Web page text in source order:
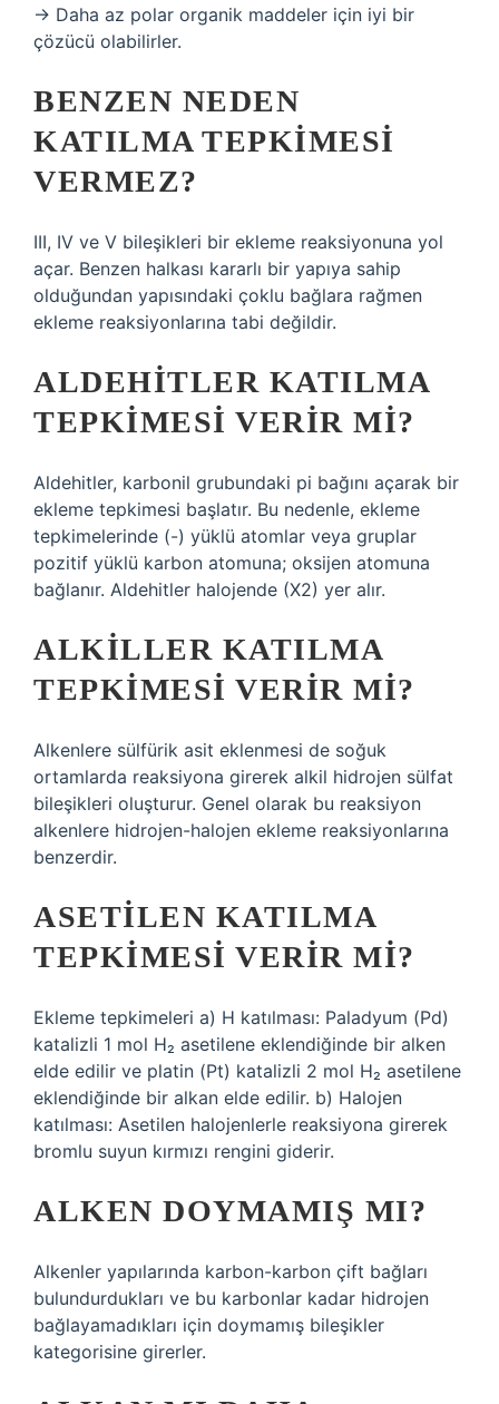
→ Daha az polar organik maddeler için iyi bir
çözücü olabilirler.
BENZEN NEDEN
KATILMA TEPKIMESI
VERMEZ?
III, IV ve V bileşikleri bir ekleme reaksiyonuna yol
açar. Benzen halkası kararlı bir yapıya sahip
olduğundan yapısındaki çoklu bağlara rağmen
ekleme reaksiyonlarına tabi değildir.
ALDEHITLER KATILMA
TEPKIMESI VERIR MI?
Aldehitler, karbonil grubundaki pi bağını açarak bir
ekleme tepkimesi başlatır. Bu nedenle, ekleme
tepkimelerinde (-) yüklü atomlar veya gruplar
pozitif yüklü karbon atomuna; oksijen atomuna
bağlanır. Aldehitler halojende (X2) yer alır.
ALKILLER KATILMA
TEPKIMESI VERIR MI?
Alkenlere sülfürik asit eklenmesi de soğuk
ortamlarda reaksiyona girerek alkil hidrojen sülfat
bileşikleri oluşturur. Genel olarak bu reaksiyon
alkenlere hidrojen-halojen ekleme reaksiyonlarına
benzerdir.
ASETILEN KATILMA
TEPKIMESI VERIR MI?
Ekleme tepkimeleri a) H katılması: Paladyum (Pd)
katalizli 1 mol H₂ asetilene eklendiğinde bir alken
elde edilir ve platin (Pt) katalizli 2 mol H₂ asetilene
eklendiğinde bir alkan elde edilir. b) Halojen
katılması: Asetilen halojenlerle reaksiyona girerek
bromlu suyun kırmızı rengini giderir.
ALKEN DOYMAMIŞ MI?
Alkenler yapılarında karbon-karbon çift bağları
bulundurdukları ve bu karbonlar kadar hidrojen
bağlayamadıkları için doymamış bileşikler
kategorisine girerler.